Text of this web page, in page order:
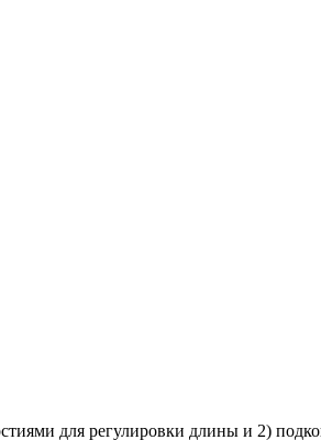
для регулировки длины и 2)